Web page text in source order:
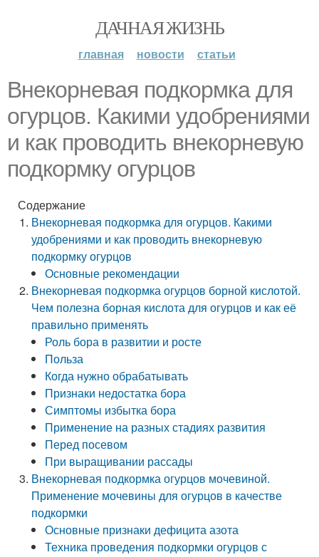
ДАЧНАЯ ЖИЗНЬ
главная новости статьи
Внекорневая подкормка для
огурцов. Какими удобрениями
и как проводить внекорневую
подкормку огурцов
Содержание
Внекорневая подкормка для огурцов. Какими
удобрениями и как проводить внекорневую
подкормку огурцов
Основные рекомендации
Внекорневая подкормка огурцов борной кислотой.
Чем полезна борная кислота для огурцов и как её
правильно применять
Роль бора в развитии и росте
Польза
Когда нужно обрабатывать
Признаки недостатка бора
Симптомы избытка бора
Применение на разных стадиях развития
Перед посевом
При выращивании рассады
Внекорневая подкормка огурцов мочевиной.
Применение мочевины для огурцов в качестве
подкормки
Основные признаки дефицита азота
Техника проведения подкормки огурцов с